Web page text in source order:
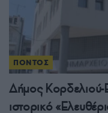
ΠΟΝΤΟΣ
Δήμος Κορδελιού-
ιστορικό